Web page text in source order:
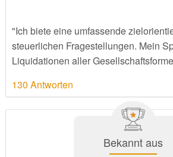
"Ich biete eine umfassende
steuerlichen Fragestellungen. Mein
Liquidationen aller
130 Antworten
Bekannt aus